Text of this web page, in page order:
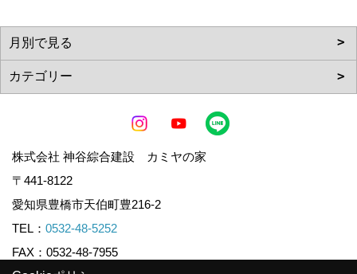
株式会社 神谷綜合建設 カミヤの家
〒441-8122
愛知県豊橋市天伯町豊216-2
TEL： 0532-48-5252
FAX：0532-48-7955